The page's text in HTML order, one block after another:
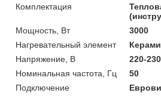
Комплектация
Мощность, Вт
3000
Нагревательный элемент
Напряжение, В
220-230
Номинальная частота, Гц
50
Подключение